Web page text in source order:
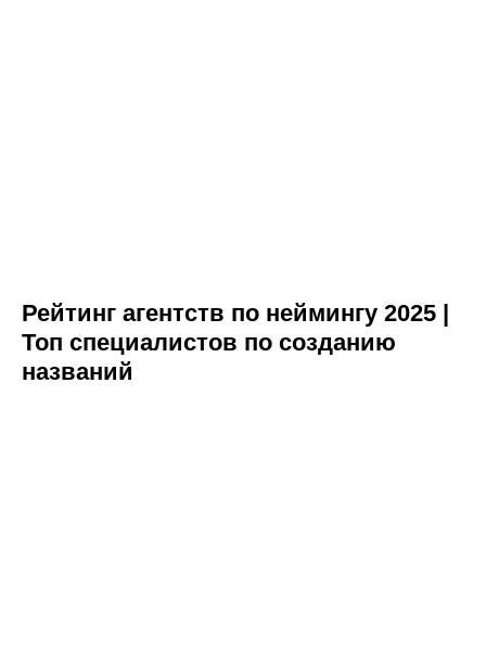
Рейтинг агентств по неймингу 2025 |
Топ специалистов по созданию
названий